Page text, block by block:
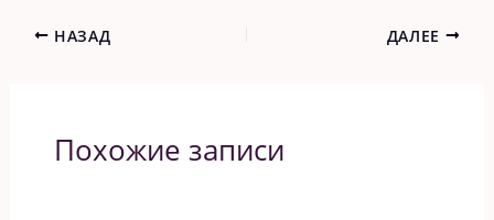
НАЗАД ДАЛЕЕ
Похожие записи